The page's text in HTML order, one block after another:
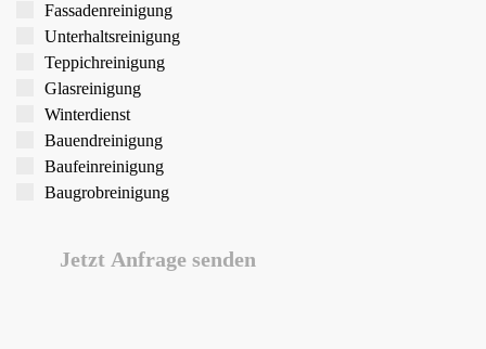
Fassaden­reinigung
Unterhalts­reinigung
Teppich­reinigung
Glas­reinigung
Winter­dienst
Bauend­reinigung
Bau­feinreinigung
Baugrob­reinigung
Jetzt Anfrage senden